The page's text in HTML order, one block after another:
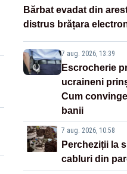
Bărbat evadat din
distrus brățara
7 aug. 2026, 13:39
Escrocherie
ucraineni
Cum
banii
7 aug. 2026, 10:58
Percheziții la
cabluri din